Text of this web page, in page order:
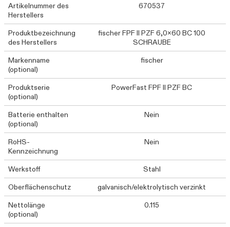
Artikelnummer des
Herstellers
670537
Produktbezeichnung
des Herstellers
fischer FPF II PZF 6,0x60 BC 100
SCHRAUBE
Markenname
(optional)
fischer
Produktserie
(optional)
PowerFast FPF II PZF BC
Batterie enthalten
(optional)
Nein
RoHS-
Kennzeichnung
Nein
Werkstoff
Stahl
Oberflächenschutz
galvanisch/elektrolytisch verzinkt
Nettolänge
(optional)
0.115